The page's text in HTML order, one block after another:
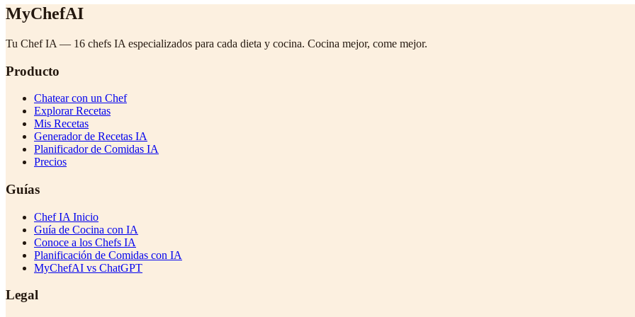
MyChefAI
Tu Chef IA — 16 chefs IA especializados para cada dieta y cocina. Cocina mejor, come mejor.
Producto
Chatear con un Chef
Explorar Recetas
Mis Recetas
Generador de Recetas IA
Planificador de Comidas IA
Precios
Guías
Chef IA Inicio
Guía de Cocina con IA
Conoce a los Chefs IA
Planificación de Comidas con IA
MyChefAI vs ChatGPT
Legal